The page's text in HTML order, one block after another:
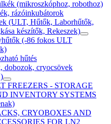
(mikroszkóphoz, robothoz)
rázóinkubátorok
(ULT, Hűtők, Laborhűtők,
készítők, Rekeszek)
(-86 fokos ULT
hűtés
dobozok, cryocsövek
FREEZERS - STORAGE
INVENTORY SYSTEMS
CRYOBOXES AND
FOR LN2